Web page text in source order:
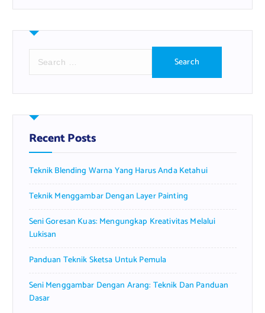
r
h
f
o
:
Recent Posts
Teknik Blending Warna Yang Harus Anda Ketahui
Teknik Menggambar Dengan Layer Painting
Seni Goresan Kuas: Mengungkap Kreativitas Melalui
Lukisan
Panduan Teknik Sketsa Untuk Pemula
Seni Menggambar Dengan Arang: Teknik Dan Panduan
Dasar